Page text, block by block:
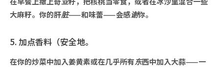
大麻籽。你的肝脏——和味蕾——会感谢你。
5. 加点香料（安全地。
在你的炒菜中加入姜黄素或在几乎所有东西中加入大蒜——一